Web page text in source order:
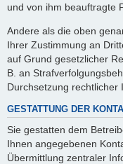
und von ihm beauftragte
Andere als die oben
Ihrer Zustimmung an
auf Grund gesetzlicher
B. an
Durchsetzung rechtlicher
GESTATTUNG DER
Sie gestatten dem
Ihnen angegebenen
Übermittlung zentraler